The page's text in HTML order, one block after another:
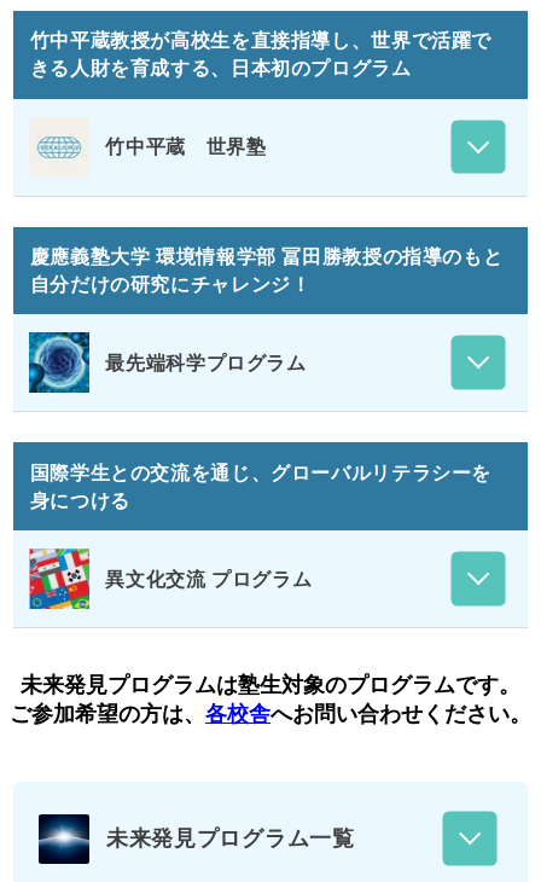
竹中平蔵教授が高校生を直接指導し、世界で活躍で
きる人財を育成する、日本初のプログラム
竹中平蔵 世界塾
慶應義塾大学 環境情報学部 冨田勝教授の指導のもと
自分だけの研究にチャレンジ！
最先端科学プログラム
国際学生との交流を通じ、グローバルリテラシーを
身につける
異文化交流 プログラム
未来発見プログラムは塾生対象のプログラムです。
ご参加希望の方は、 各校舎へお問い合わせください。
未来発見プログラム一覧